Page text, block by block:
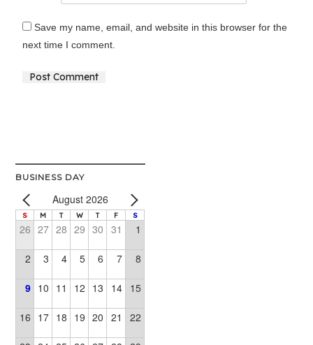
Save my name, email, and website in this browser for the
next time I comment.
BUSINESS DAY
August 2026
S M T W T F S
26 27 28 29 30 31 1
2 3 4 5 6 7 8
9 10 11 12 13 14 15
16 17 18 19 20 21 22